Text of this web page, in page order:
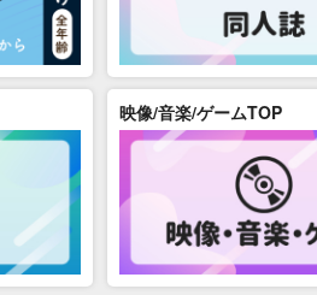
映像/音楽/ゲームTOP